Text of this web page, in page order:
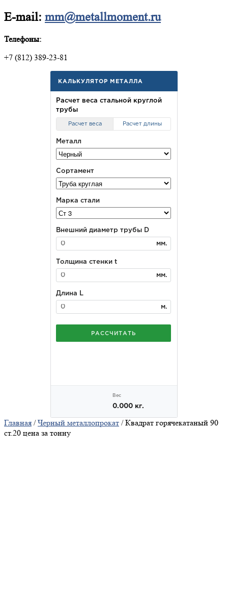
E-mail: mm@metallmoment.ru
Телефоны:
+7 (812) 389-23-81
Главная /Черный металлопрокат / Квадрат горячекатаный 90
ст.20 цена за тонну